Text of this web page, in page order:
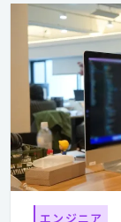
エンジニア